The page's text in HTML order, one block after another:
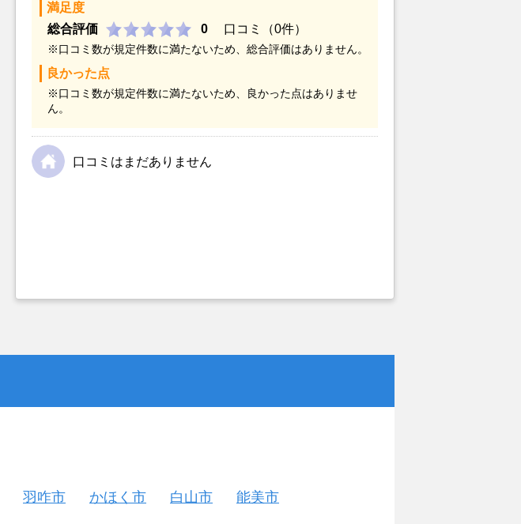
満足度
総合評価
0 口コミ（0件）
※口コミ数が規定件数に満たないため、総合評価はありません。
良かった点
※口コミ数が規定件数に満たないため、良かった点はありませ
ん。
口コミはまだありません
羽咋市 かほく市 白山市 能美市